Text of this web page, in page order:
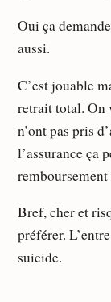
Oui ça
aussi.
C’est jouable
retrait total. On
n’ont pas pris
l’assurance ça
Bref, cher et
préférer.
suicide.